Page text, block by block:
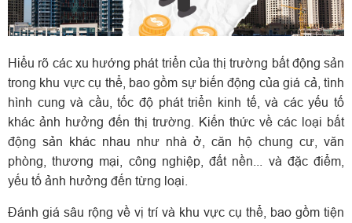
Hiểu rõ các xu hướng phát triển của thị trường bất động sản
trong khu vực cụ thể, bao gồm sự biến động của giá cả, tình
hình cung và cầu, tốc độ phát triển kinh tế, và các yếu tố
khác ảnh hưởng đến thị trường. Kiến thức về các loại bất
động sản khác nhau như nhà ở, căn hộ chung cư, văn
phòng, thương mại, công nghiệp, đất nền... và đặc điểm,
yếu tố ảnh hưởng đến từng loại.
Đánh giá sâu rộng về vị trí và khu vực cụ thể, bao gồm tiện